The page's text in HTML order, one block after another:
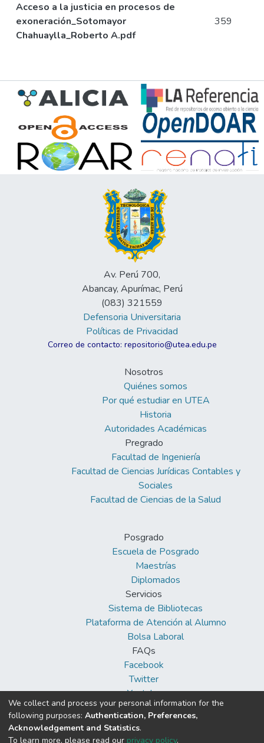
Acceso a la justicia en procesos de
exoneración_Sotomayor
Chahuaylla_Roberto A.pdf
359
Av. Perú 700,
Abancay, Apurímac, Perú
(083) 321559
Defensoria Universitaria
Políticas de Privacidad
Correo de contacto: repositorio@utea.edu.pe
Nosotros
Quiénes somos
Por qué estudiar en UTEA
Historia
Autoridades Académicas
Pregrado
Facultad de Ingeniería
Facultad de Ciencias Jurídicas Contables y
Sociales
Facultad de Ciencias de la Salud
Posgrado
Escuela de Posgrado
Maestrías
Diplomados
Servicios
Sistema de Bibliotecas
Plataforma de Atención al Alumno
Bolsa Laboral
FAQs
Facebook
Twitter
Youtube
We collect and process your personal information for the
following purposes: Authentication, Preferences,
Acknowledgement and Statistics.
To learn more, please read our privacy policy.